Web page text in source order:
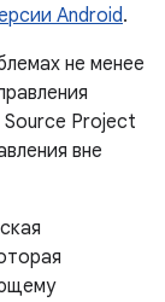
Android.
не менее
Source Project
вне